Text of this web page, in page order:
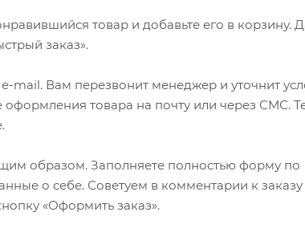
товар и добавьте его в корзину.
заказ».
Вам перезвонит менеджер и уточнит
оформления товара на почту или через СМС.
образом. Заполняете полностью форму по
о себе. Советуем в комментарии к заказу
«Оформить заказ».